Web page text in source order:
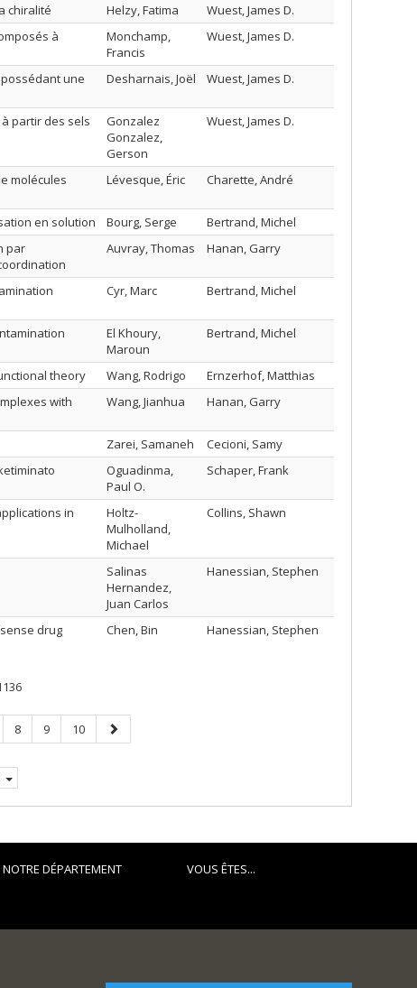
chiralité Helzy, Fatima
Wuest, James D.
à
Monchamp,
Francis
Wuest, James D.
une
Desharnais, Joël Wuest, James D.
partir des sels
Gonzalez
Gonzalez,
Gerson
Wuest, James D.
molécules
Lévesque, Éric Charette, André
en solution Bourg, Serge
Bertrand, Michel
par
Auvray, Thomas Hanan, Garry
Cyr, Marc Bertrand, Michel
El Khoury,
Maroun
Bertrand, Michel
theory Wang, Rodrigo
Ernzerhof, Matthias
with
Wang, Jianhua Hanan, Garry
Zarei, Samaneh
Cecioni, Samy
Oguadinma,
Paul O.
Schaper, Frank
in
Holtz-
Mulholland,
Michael
Collins, Shawn
Salinas
Hernandez,
Juan Carlos
Hanessian, Stephen
drug
Chen, Bin Hanessian, Stephen
Page
8 Page
9 Page
10
Page
suivante
NOTRE DÉPARTEMENT VOUS ÊTES...